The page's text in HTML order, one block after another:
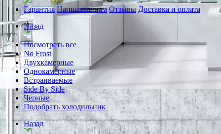
Гарантия Напишите нам Отзывы Доставка и оплата
Назад
Посмотреть все
No Frost
Двухкамерные
Однокамерные
Встраиваемые
Side By Side
Черные
Подобрать холодильник
Назад